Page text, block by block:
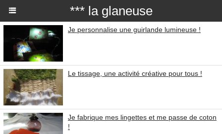
*** la glaneuse
Je personnalise une guirlande lumineuse !
Le tissage, une activité créative pour tous !
Je fabrique mes lingettes et me passe de coton
!